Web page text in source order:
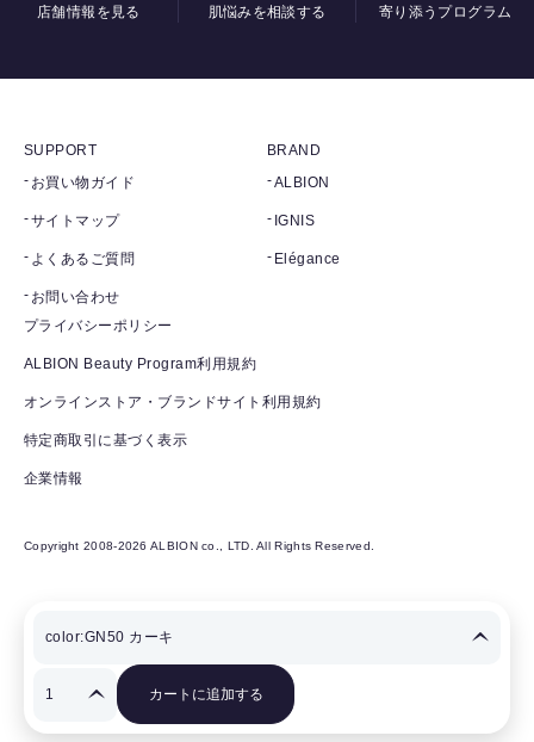
カートに追加する
店舗情報を見る
肌悩みを相談する
寄り添うプログラム
SUPPORT
お買い物ガイド
サイトマップ
よくあるご質問
お問い合わせ
BRAND
ALBION
IGNIS
Elégance
プライバシーポリシー
ALBION Beauty Program利用規約
オンラインストア・ブランドサイト利用規約
特定商取引に基づく表示
企業情報
Copyright 2008-2026 ALBION co., LTD. All Rights Reserved.